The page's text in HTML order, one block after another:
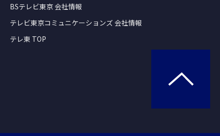
BSテレビ東京 会社情報
テレビ東京コミュニケーションズ 会社情報
テレ東 TOP